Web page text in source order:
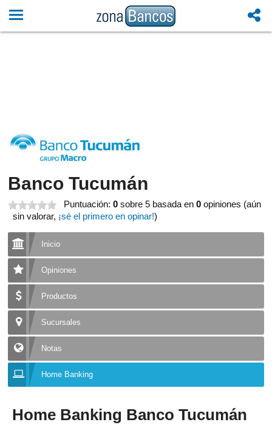
Banco Tucumán
Puntuación:0 sobre 5 basada en0 opiniones (aún
sin valorar, ¡sé el primero en opinar!)
Inicio
Opiniones
Productos
Sucursales
Notas
Home Banking
Home Banking Banco Tucumán